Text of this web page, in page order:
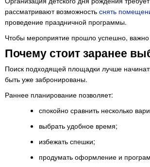
рассматривают возможность снять
проведение праздничной программы.
Чтобы мероприятие прошло успешно, важно
Почему стоит заранее
Поиск подходящей площадки лучше
быть уже забронированы.
Раннее планирование позволяет:
спокойно сравнить несколько
выбрать удобное время;
избежать спешки;
продумать оформление и